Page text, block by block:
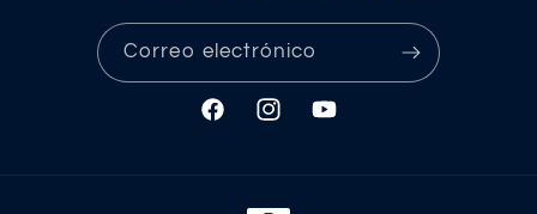
Correo electrónico
FacebookInstagramYouTube
Formas